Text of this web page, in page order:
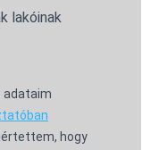
lakóinak
adataim
hogy